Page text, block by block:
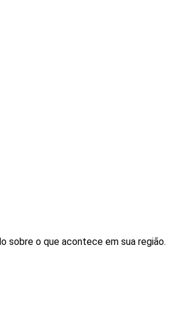
sobre o que acontece em sua região.